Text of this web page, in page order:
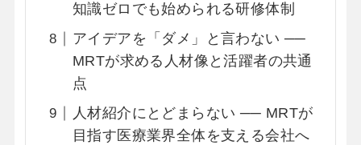
知識ゼロでも始められる研修体制
アイデアを「ダメ」と言わない ──
MRTが求める人材像と活躍者の共通
点
人材紹介にとどまらない ── MRTが
目指す医療業界全体を支える会社へ